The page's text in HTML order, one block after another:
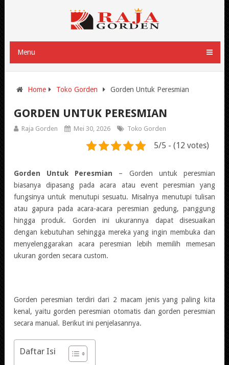
Menu
Home Toko Gorden Gorden Untuk Peresmian
GORDEN UNTUK PERESMIAN
Raja Gorden Mei 30, 2026 Toko Gorden
5/5 - (12 votes)
Gorden Untuk Peresmian – Gorden untuk peresmian
biasanya dipasang pada acara atau event peresmian yang
fungsinya untuk menutupi sesuatu. Misalnya menutupi tulisan
atau gapura pada acara-acara peresmian gedung, panggung
hingga produk. Gorden ini ukurannya dapat disesuaikan
dengan kebutuhan sehingga mereka yang ingin membuka dan
menyelenggarakan acara peresmian lebih memilih memesan
ukuran gorden secara custom.
Gorden peresmian terdiri dari 2 macam jenis yang paling kita
kenal, yaitu gorden peresmian otomatis dan gorden peresmian
secara manual. Berikut ini penjelasannya.
Daftar Isi